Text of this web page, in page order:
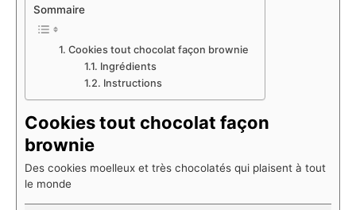
Sommaire
Cookies tout chocolat façon brownie
Ingrédients
Instructions
Cookies tout chocolat façon
brownie
Des cookies moelleux et très chocolatés qui plaisent à tout
le monde